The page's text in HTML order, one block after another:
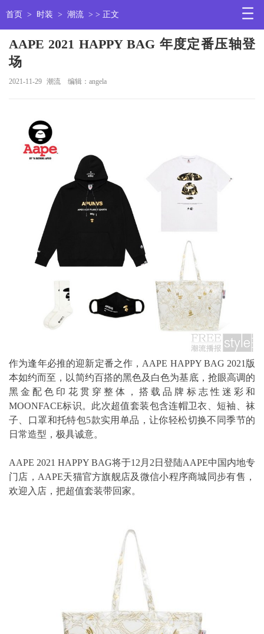
首页 > 时装 > 潮流 > > 正文
AAPE 2021 HAPPY BAG 年度定番压轴登
场
2021-11-29 潮流 编辑：angela
作为逢年必推的迎新定番之作，AAPE HAPPY BAG 2021版
本如约而至，以简约百搭的黑色及白色为基底，抢眼高调的
黑金配色印花贯穿整体，搭载品牌标志性迷彩和
MOONFACE标识。此次超值套装包含连帽卫衣、短袖、袜
子、口罩和托特包5款实用单品，让你轻松切换不同季节的
日常造型，极具诚意。
AAPE 2021 HAPPY BAG将于12月2日登陆AAPE中国内地专
门店，AAPE天猫官方旗舰店及微信小程序商城同步有售，
欢迎入店，把超值套装带回家。